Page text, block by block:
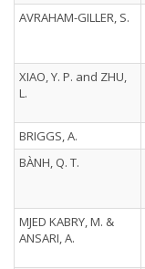
AVRAHAM-GILLER, S.
XIAO, Y. P. and ZHU,
L.
BRIGGS, A.
BÀNH, Q. T.
MJED KABRY, M. &
ANSARI, A.